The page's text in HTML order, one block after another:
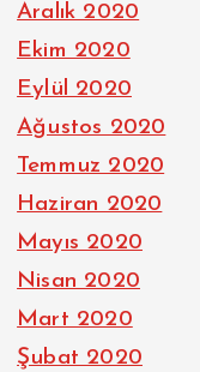
Aralık 2020
Ekim 2020
Eylül 2020
Ağustos 2020
Temmuz 2020
Haziran 2020
Mayıs 2020
Nisan 2020
Mart 2020
Şubat 2020